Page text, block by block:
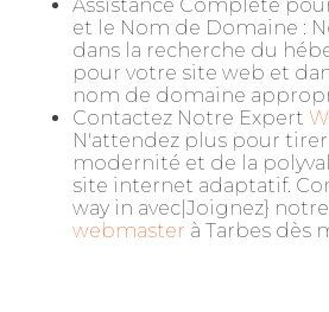
Assistance Complète
et le Nom de Domaine :
dans la recherche du
pour votre site web et
nom de domaine
Contactez Notre Expert
N'attendez plus pour
modernité et de la
site internet adaptatif.
way in avec|Joignez}
webmaster à Tarbes dès